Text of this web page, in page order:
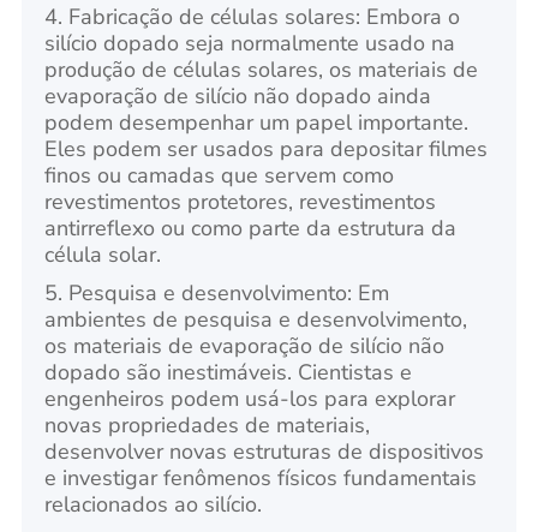
4. Fabricação de células solares: Embora o
silício dopado seja normalmente usado na
produção de células solares, os materiais de
evaporação de silício não dopado ainda
podem desempenhar um papel importante.
Eles podem ser usados para depositar filmes
finos ou camadas que servem como
revestimentos protetores, revestimentos
antirreflexo ou como parte da estrutura da
célula solar.
5. Pesquisa e desenvolvimento: Em
ambientes de pesquisa e desenvolvimento,
os materiais de evaporação de silício não
dopado são inestimáveis. Cientistas e
engenheiros podem usá-los para explorar
novas propriedades de materiais,
desenvolver novas estruturas de dispositivos
e investigar fenômenos físicos fundamentais
relacionados ao silício.